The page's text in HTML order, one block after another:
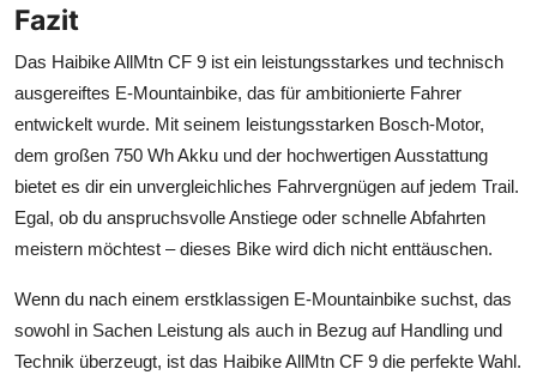
Fazit
Das Haibike AllMtn CF 9 ist ein leistungsstarkes und technisch
ausgereiftes E-Mountainbike, das für ambitionierte Fahrer
entwickelt wurde. Mit seinem leistungsstarken Bosch-Motor,
dem großen 750 Wh Akku und der hochwertigen Ausstattung
bietet es dir ein unvergleichliches Fahrvergnügen auf jedem Trail.
Egal, ob du anspruchsvolle Anstiege oder schnelle Abfahrten
meistern möchtest – dieses Bike wird dich nicht enttäuschen.
Wenn du nach einem erstklassigen E-Mountainbike suchst, das
sowohl in Sachen Leistung als auch in Bezug auf Handling und
Technik überzeugt, ist das Haibike AllMtn CF 9 die perfekte Wahl.